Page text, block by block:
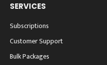
SERVICES
Subscriptions
Customer Support
Bulk Packages